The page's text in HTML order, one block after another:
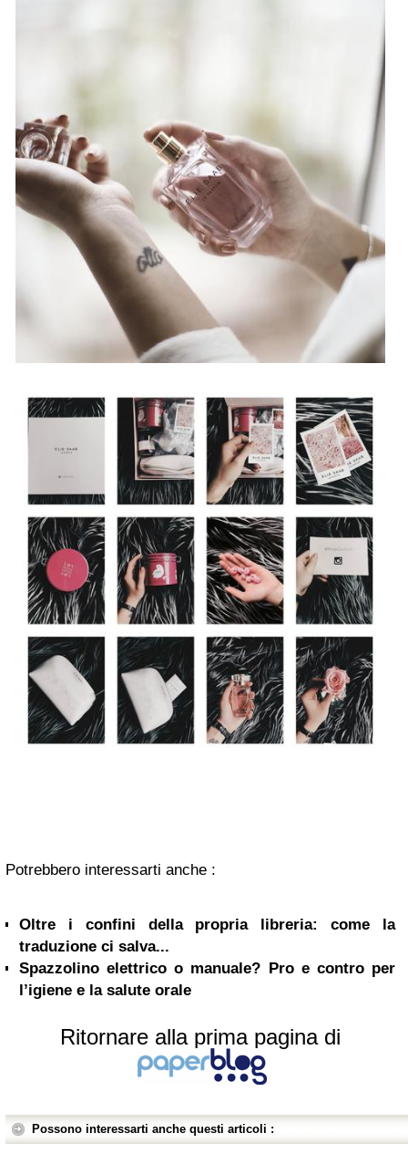
Potrebbero interessarti anche :
Oltre i confini della propria libreria: come la
traduzione ci salva...
Spazzolino elettrico o manuale? Pro e contro per
l’igiene e la salute orale
Ritornare alla prima pagina di
Possono interessarti anche questi articoli :